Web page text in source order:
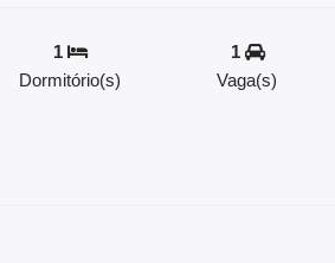
1
Dormitório(s)
1
Vaga(s)